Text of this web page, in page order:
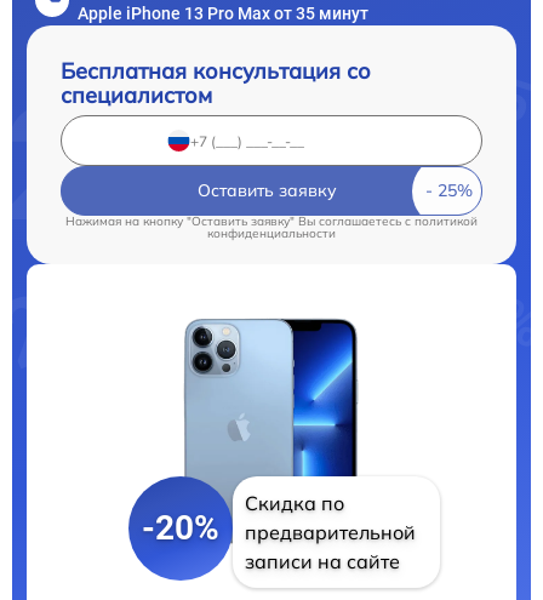
Apple iPhone 13 Pro Max от 35 минут
Бесплатная консультация со
специалистом
Оставить заявку
Нажимая на кнопку "Оставить заявку" Вы соглашаетесь cполитикой
конфиденциальности
-20%
Скидка по
предварительной
записи на сайте